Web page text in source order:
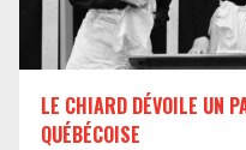
LE CHIARD DÉVOILE UN
QUÉBÉCOISE